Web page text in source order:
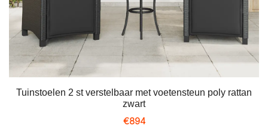
Tuinstoelen 2 st verstelbaar met voetensteun poly rattan
zwart
€894